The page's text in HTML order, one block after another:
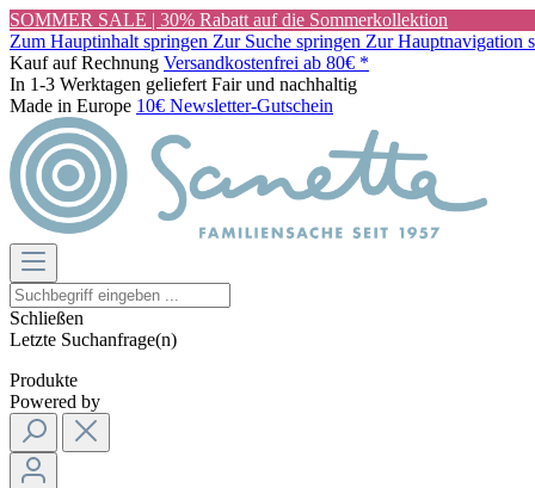
SOMMER SALE | 30% Rabatt auf die Sommerkollektion
Zum Hauptinhalt springen Zur Suche springen Zur Hauptnavigation
Kauf auf Rechnung Versandkostenfrei ab 80€ *
In 1-3 Werktagen geliefert Fair und nachhaltig
Made in Europe 10€ Newsletter-Gutschein
Schließen
Letzte Suchanfrage(n)
Produkte
Powered by